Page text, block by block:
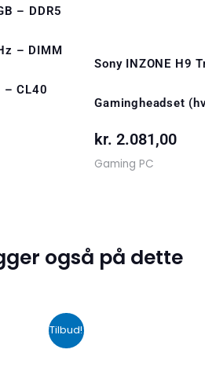
– DDR5
– DIMM
– CL40
Sony INZONE H9
Gamingheadset
kr. 2.081,00
Gaming PC
også på dette
Tilbud!
oprindelige
aktuelle